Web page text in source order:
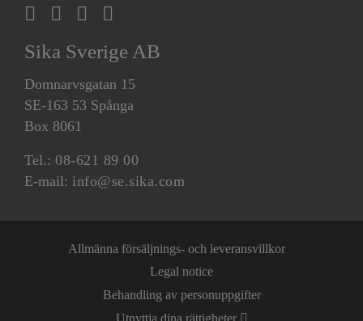
Sika Sverige AB
Domnarvsgatan 15
SE-163 53 Spånga
Box 8061
Tel.: 08-621 89 00
E-mail: info@se.sika.com
Allmänna försäljnings- och leveransvillkor
Legal notice
Behandling av personuppgifter
Utnyttja dina rättigheter